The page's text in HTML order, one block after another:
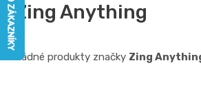
Zing Anything
Žádné produkty značky Zing